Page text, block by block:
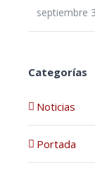
septiembre
Categorías
Noticias
Portada